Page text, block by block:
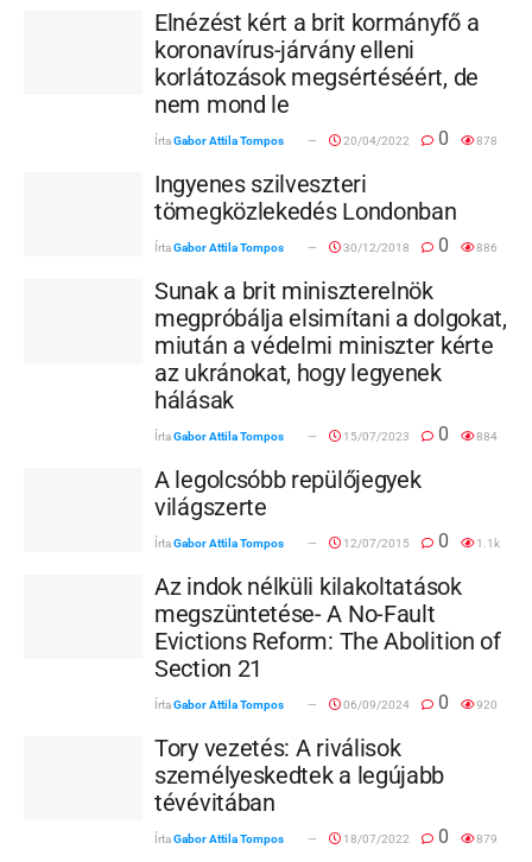
Elnézést kért a brit kormányfő a
koronavírus-járvány elleni
korlátozások megsértéséért, de
nem mond le
ÍrtaGabor Attila Tompos 20/04/2022 0 878
Ingyenes szilveszteri
tömegközlekedés Londonban
ÍrtaGabor Attila Tompos 30/12/2018 0 886
Sunak a brit miniszterelnök
megpróbálja elsimítani a dolgokat,
miután a védelmi miniszter kérte
az ukránokat, hogy legyenek
hálásak
ÍrtaGabor Attila Tompos 15/07/2023 0 884
A legolcsóbb repülőjegyek
világszerte
ÍrtaGabor Attila Tompos 12/07/2015 0 1.1k
Az indok nélküli kilakoltatások
megszüntetése- A No-Fault
Evictions Reform: The Abolition of
Section 21
ÍrtaGabor Attila Tompos 06/09/2024 0 920
Tory vezetés: A riválisok
személyeskedtek a legújabb
tévévitában
ÍrtaGabor Attila Tompos 18/07/2022 0 879